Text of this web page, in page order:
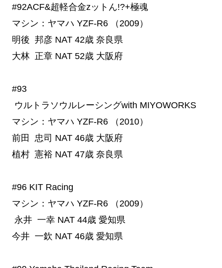
#92ACF&超軽合金zットん!?+極魂
マシン：ヤマハ YZF-R6 （2009）
明後 邦彦 NAT 42歳 奈良県
大林 正章 NAT 52歳 大阪府
#93
ウルトラソウルレーシングwith MIYOWORKS
マシン：ヤマハ YZF-R6 （2010）
前田 忠司 NAT 46歳 大阪府
植村 憲裕 NAT 47歳 奈良県
#96 KIT Racing
マシン：ヤマハ YZF-R6 （2009）
永井 一幸 NAT 44歳 愛知県
今井 一欽 NAT 46歳 愛知県